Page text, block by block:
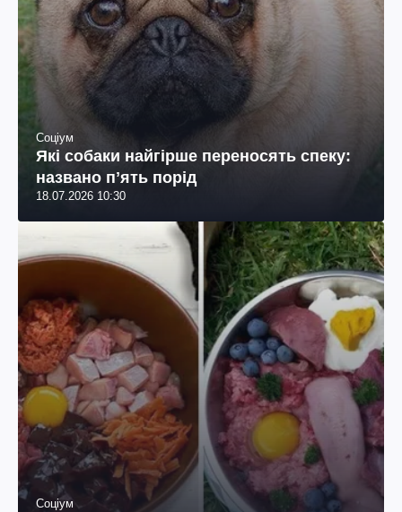
Соціум
Які собаки найгірше переносять спеку:
названо пʼять порід
18.07.2026 10:30
Соціум